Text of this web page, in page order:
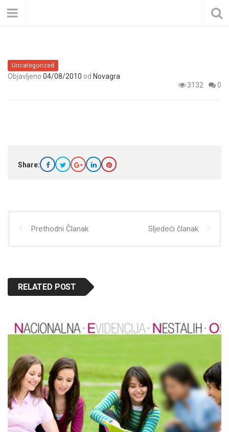
Uncategorized
Objavljeno 04/08/2010 od Novagra
3132
0
Share:
Prethodni Članak Sljedeći članak
RELATED POST